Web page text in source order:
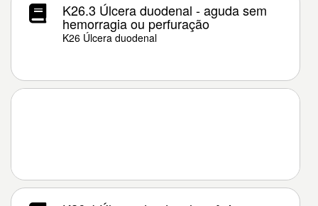
K26.3 Úlcera duodenal - aguda sem
hemorragia ou perfuração
K26 Úlcera duodenal